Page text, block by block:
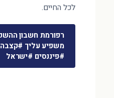
לכל החיים.
רפורמת חשבון
משפיע עליך
#פיננסים #ישראל